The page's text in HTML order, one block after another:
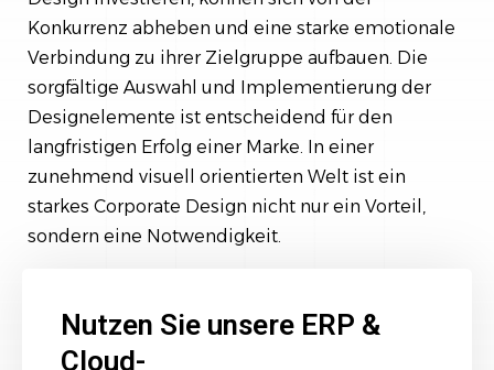
Konkurrenz abheben und eine starke emotionale
Verbindung zu ihrer Zielgruppe aufbauen. Die
sorgfältige Auswahl und Implementierung der
Designelemente ist entscheidend für den
langfristigen Erfolg einer Marke. In einer
zunehmend visuell orientierten Welt ist ein
starkes Corporate Design nicht nur ein Vorteil,
sondern eine Notwendigkeit.
Nutzen Sie unsere ERP &
Cloud-